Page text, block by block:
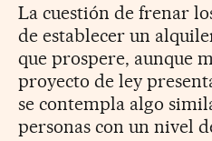
La cuestión de frenar
de establecer un
que prospere, aunque
proyecto de ley
se contempla algo
personas con un nivel